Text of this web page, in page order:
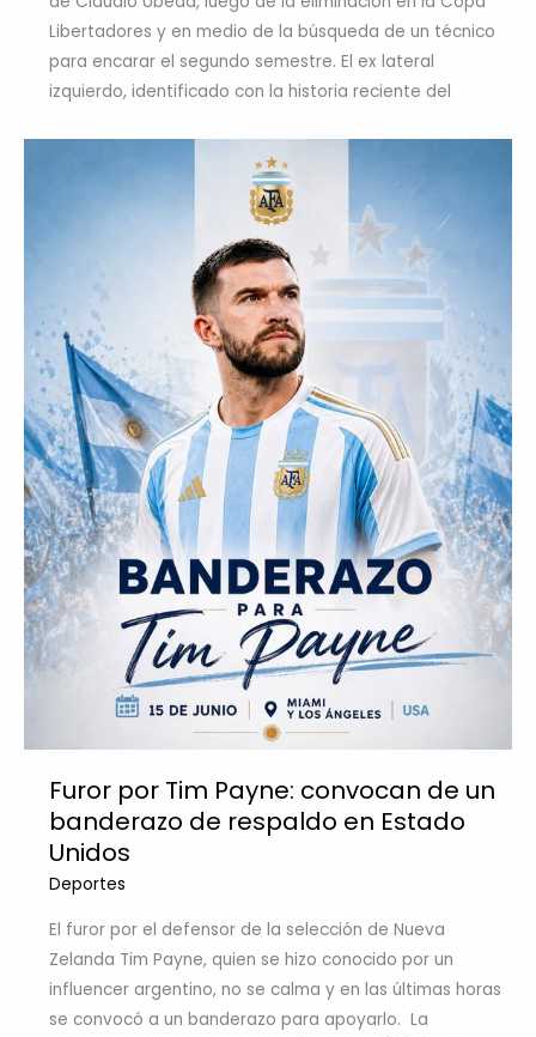
Libertadores y en medio de la búsqueda de un técnico
para encarar el segundo semestre. El ex lateral
izquierdo, identificado con la historia reciente del
Furor por Tim Payne: convocan de un
banderazo de respaldo en Estado
Unidos
Deportes
El furor por el defensor de la selección de Nueva
Zelanda Tim Payne, quien se hizo conocido por un
influencer argentino, no se calma y en las últimas horas
se convocó a un banderazo para apoyarlo. La